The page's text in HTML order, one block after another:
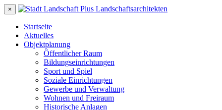
×
Startseite
Aktuelles
Objektplanung
Öffentlicher Raum
Bildungseinrichtungen
Sport und Spiel
Soziale Einrichtungen
Gewerbe und Verwaltung
Wohnen und Freiraum
Historische Anlagen